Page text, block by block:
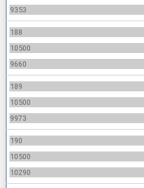
9353
188
10500
9660
189
10500
9973
190
10500
10290